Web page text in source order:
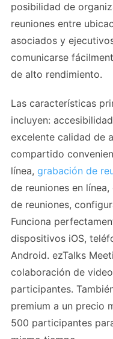
posibilidad de
reuniones entre
asociados y
comunicarse
de alto rendimiento.
Las características
incluyen:
excelente calidad de
compartido
línea, grabación de
de reuniones en
de reuniones,
Funciona
dispositivos iOS,
Android. ezTalks
colaboración de
participantes.
premium a un precio
500 participantes